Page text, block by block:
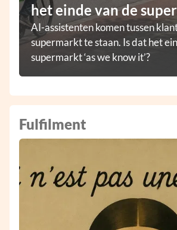
het einde van de
AI-assistenten komen tussen
supermarkt te staan. Is dat het
supermarkt ‘as we know it’?
Fulfilment